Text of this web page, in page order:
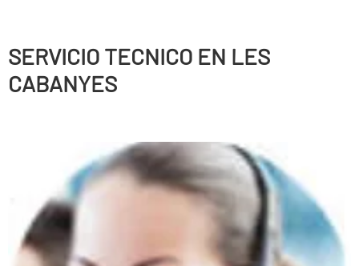
SERVICIO TECNICO EN LES
CABANYES